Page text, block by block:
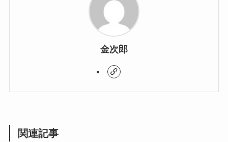
金次郎
関連記事